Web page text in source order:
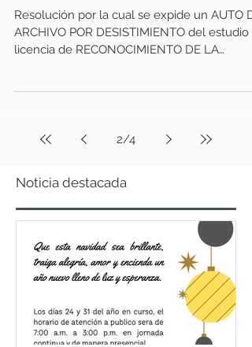
Resolución por la cual se expide un AUTO
ARCHIVO POR DESISTIMIENTO del estudio
licencia de RECONOCIMIENTO DE LA
2/4
Noticia destacada